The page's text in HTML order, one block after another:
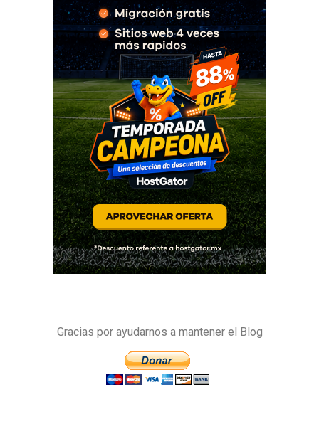
Gracias por ayudarnos a mantener el Blog